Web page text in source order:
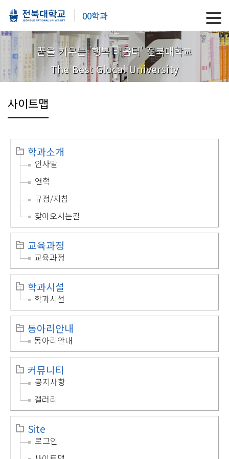
00학과
꿈을 키우는 '행복 배움터' 전북대학교
The Best Glocal University
사이트맵
학과소개
인사말
연혁
규정/지침
찾아오시는길
교육과정
교육과정
학과시설
학과시설
동아리안내
동아리안내
커뮤니티
공지사항
갤러리
Site
로그인